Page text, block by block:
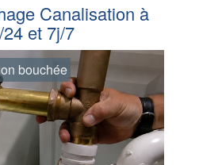
Canalisation à
et 7j/7
bouchée